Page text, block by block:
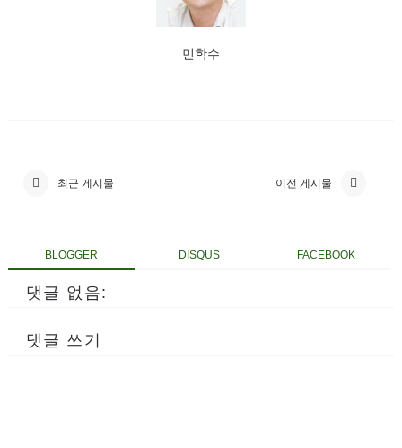
민학수
최근 게시물 이전 게시물
BLOGGER DISQUS FACEBOOK
댓글 없음:
댓글 쓰기